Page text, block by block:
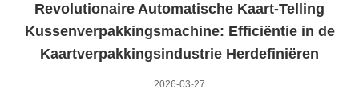
Revolutionaire Automatische Kaart-Telling
Kussenverpakkingsmachine: Efficiëntie in de
Kaartverpakkingsindustrie Herdefiniëren
2026-03-27